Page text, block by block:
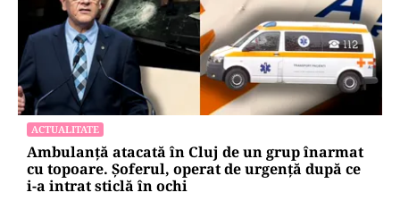
ACTUALITATE
Ambulanță atacată în Cluj de un grup înarmat
cu topoare. Șoferul, operat de urgență după ce
i-a intrat sticlă în ochi